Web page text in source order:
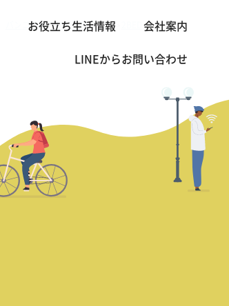
お役立ち生活情報 会社案内
LINEからお問い合わせ
バンコクの不動産・賃貸 TOP> >Fullerton